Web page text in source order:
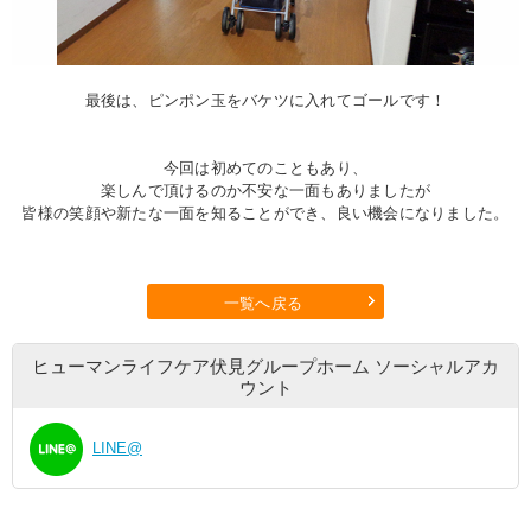
最後は、ピンポン玉をバケツに入れてゴールです！
今回は初めてのこともあり、
楽しんで頂けるのか不安な一面もありましたが
皆様の笑顔や新たな一面を知ることができ、良い機会になりました。
一覧へ戻る
ヒューマンライフケア伏見グループホーム ソーシャルアカ
ウント
LINE@